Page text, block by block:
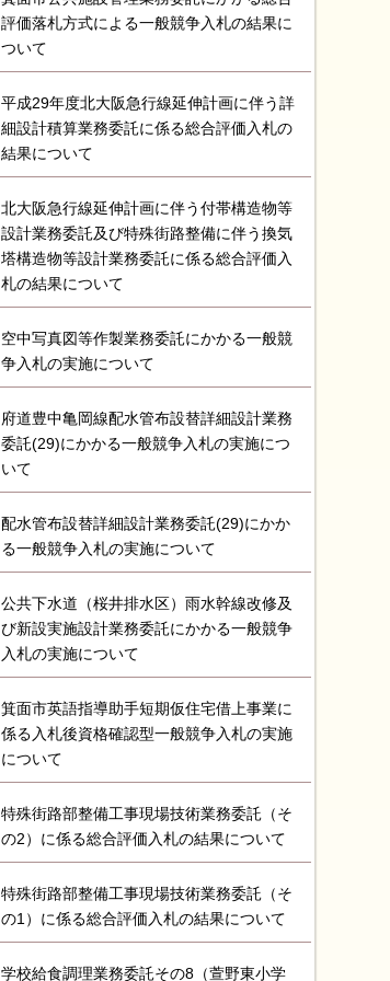
評価落札方式による一般競争入札の結果に
ついて
平成29年度北大阪急行線延伸計画に伴う詳
細設計積算業務委託に係る総合評価入札の
結果について
北大阪急行線延伸計画に伴う付帯構造物等
設計業務委託及び特殊街路整備に伴う換気
塔構造物等設計業務委託に係る総合評価入
札の結果について
空中写真図等作製業務委託にかかる一般競
争入札の実施について
府道豊中亀岡線配水管布設替詳細設計業務
委託(29)にかかる一般競争入札の実施につ
いて
配水管布設替詳細設計業務委託(29)にかか
る一般競争入札の実施について
公共下水道（桜井排水区）雨水幹線改修及
び新設実施設計業務委託にかかる一般競争
入札の実施について
箕面市英語指導助手短期仮住宅借上事業に
係る入札後資格確認型一般競争入札の実施
について
特殊街路部整備工事現場技術業務委託（そ
の2）に係る総合評価入札の結果について
特殊街路部整備工事現場技術業務委託（そ
の1）に係る総合評価入札の結果について
学校給食調理業務委託その8（萱野東小学